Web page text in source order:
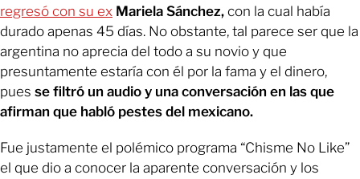
regresó con su ex Mariela Sánchez, con la cual había
durado apenas 45 días. No obstante, tal parece ser que la
argentina no aprecia del todo a su novio y que
presuntamente estaría con él por la fama y el dinero,
pues se filtró un audio y una conversación en las que
afirman que habló pestes del mexicano.
Fue justamente el polémico programa “Chisme No Like”
el que dio a conocer la aparente conversación y los